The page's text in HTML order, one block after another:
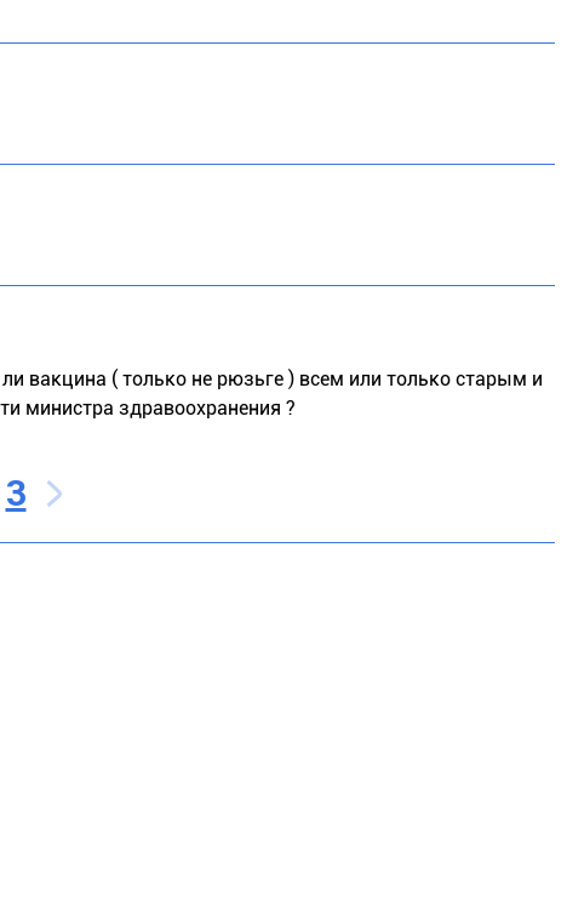
вакцина ( только не рюзьге ) всем или только старым и
министра здравоохранения ?
3